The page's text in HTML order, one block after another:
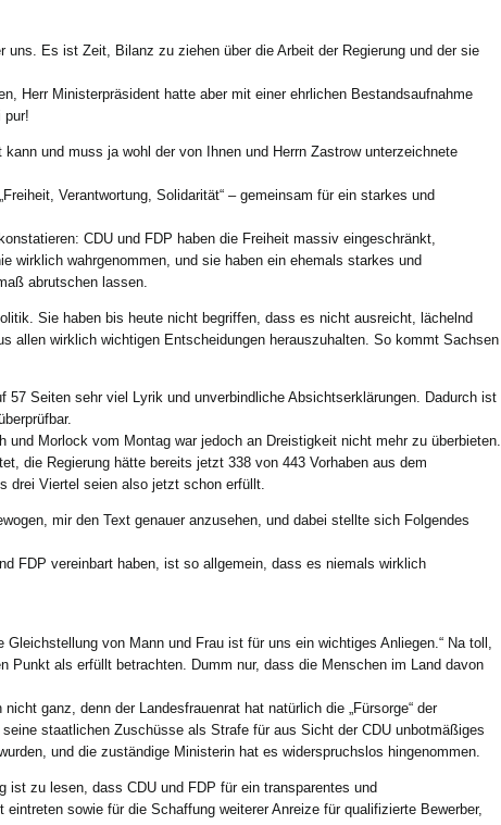
uns. Es ist Zeit, Bilanz zu ziehen über die Arbeit der Regierung und der sie
Herr Ministerpräsident hatte aber mit einer ehrlichen Bestandsaufnahme
pur!
kann und muss ja wohl der von Ihnen und Herrn Zastrow unterzeichnete
Verantwortung, Solidarität“ – gemeinsam für ein starkes und
CDU und FDP haben die Freiheit massiv eingeschränkt,
wirklich wahrgenommen, und sie haben ein ehemals starkes und
abrutschen lassen.
Sie haben bis heute nicht begriffen, dass es nicht ausreicht, lächelnd
allen wirklich wichtigen Entscheidungen herauszuhalten. So kommt Sachsen
57 Seiten sehr viel Lyrik und unverbindliche Absichtserklärungen. Dadurch ist
und Morlock vom Montag war jedoch an Dreistigkeit nicht mehr zu überbieten.
die Regierung hätte bereits jetzt 338 von 443 Vorhaben aus dem
drei Viertel seien also jetzt schon erfüllt.
mir den Text genauer anzusehen, und dabei stellte sich Folgendes
FDP vereinbart haben, ist so allgemein, dass es niemals wirklich
von Mann und Frau ist für uns ein wichtiges Anliegen.“ Na toll,
Punkt als erfüllt betrachten. Dumm nur, dass die Menschen im Land davon
ganz, denn der Landesfrauenrat hat natürlich die „Fürsorge“ der
staatlichen Zuschüsse als Strafe für aus Sicht der CDU unbotmäßiges
und die zuständige Ministerin hat es widerspruchslos hingenommen.
ist zu lesen, dass CDU und FDP für ein transparentes und
eintreten sowie für die Schaffung weiterer Anreize für qualifizierte Bewerber,